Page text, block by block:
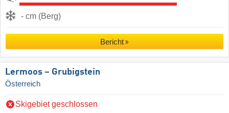
- cm (Berg)
Bericht
Lermoos – Grubigstein
Österreich
Skigebiet geschlossen